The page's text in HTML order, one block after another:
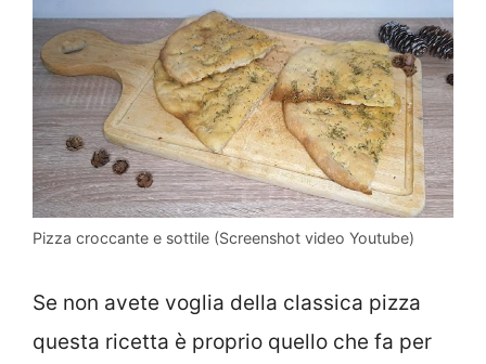
Pizza croccante e sottile (Screenshot video Youtube)
Se non avete voglia della classica pizza
questa ricetta è proprio quello che fa per